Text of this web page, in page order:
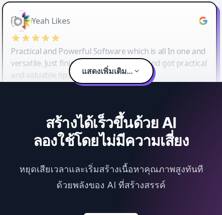
Yeah Likes
Practical and Powerful Software which is all In one and
versatile. Just finished their workshop and got practical
and valuable tips and tricks.
แสดงเพิ่มเติม...
สร้างได้เร็วขึ้นด้วย AI
ลองใช้โดยไม่มีความเสี่ยง
หยุดเสียเวลาและเริ่มสร้างเนื้อหาคุณภาพสูงทันที
ด้วยพลังของ AI ที่สร้างสรรค์